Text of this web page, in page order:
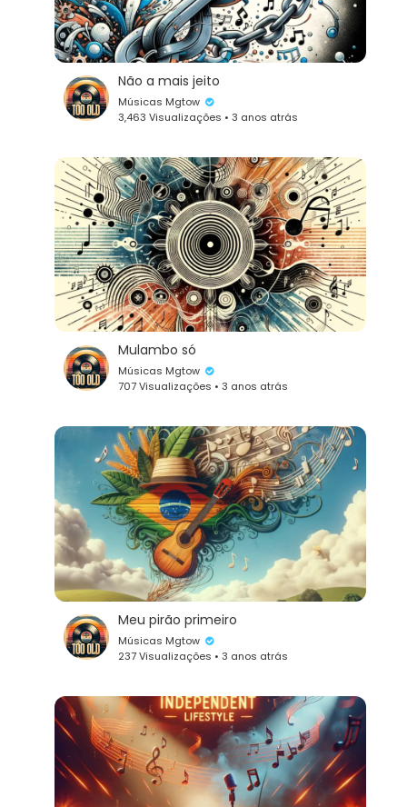
Não a mais jeito
Músicas Mgtow
3,463 Visualizações • 3 anos atrás
Mulambo só
Músicas Mgtow
707 Visualizações • 3 anos atrás
Meu pirão primeiro
Músicas Mgtow
237 Visualizações • 3 anos atrás